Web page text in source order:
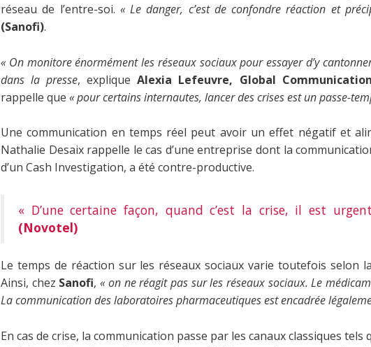
réseau de l’entre-soi. « Le danger, c’est de confondre réaction et
(Sanofi).
« On monitore énormément les réseaux sociaux pour essayer d’y
dans la presse, expliqueAlexia Lefeuvre, Global
rappelle que « pour certains internautes, lancer des crises est un passe-
Une communication en temps réel peut avoir un effet négatif et
Nathalie Desaix rappelle le cas d’une entreprise dont la
d’un Cash Investigation, a été contre-productive.
« D’une certaine façon, quand c’est la crise, il est
(Novotel)
Le temps de réaction sur les réseaux sociaux varie toutefois selon
Ainsi, chez Sanofi,« on ne réagit pas sur les réseaux sociaux. Le
La communication des laboratoires pharmaceutiques est encadrée
En cas de crise, la communication passe par les canaux classiques